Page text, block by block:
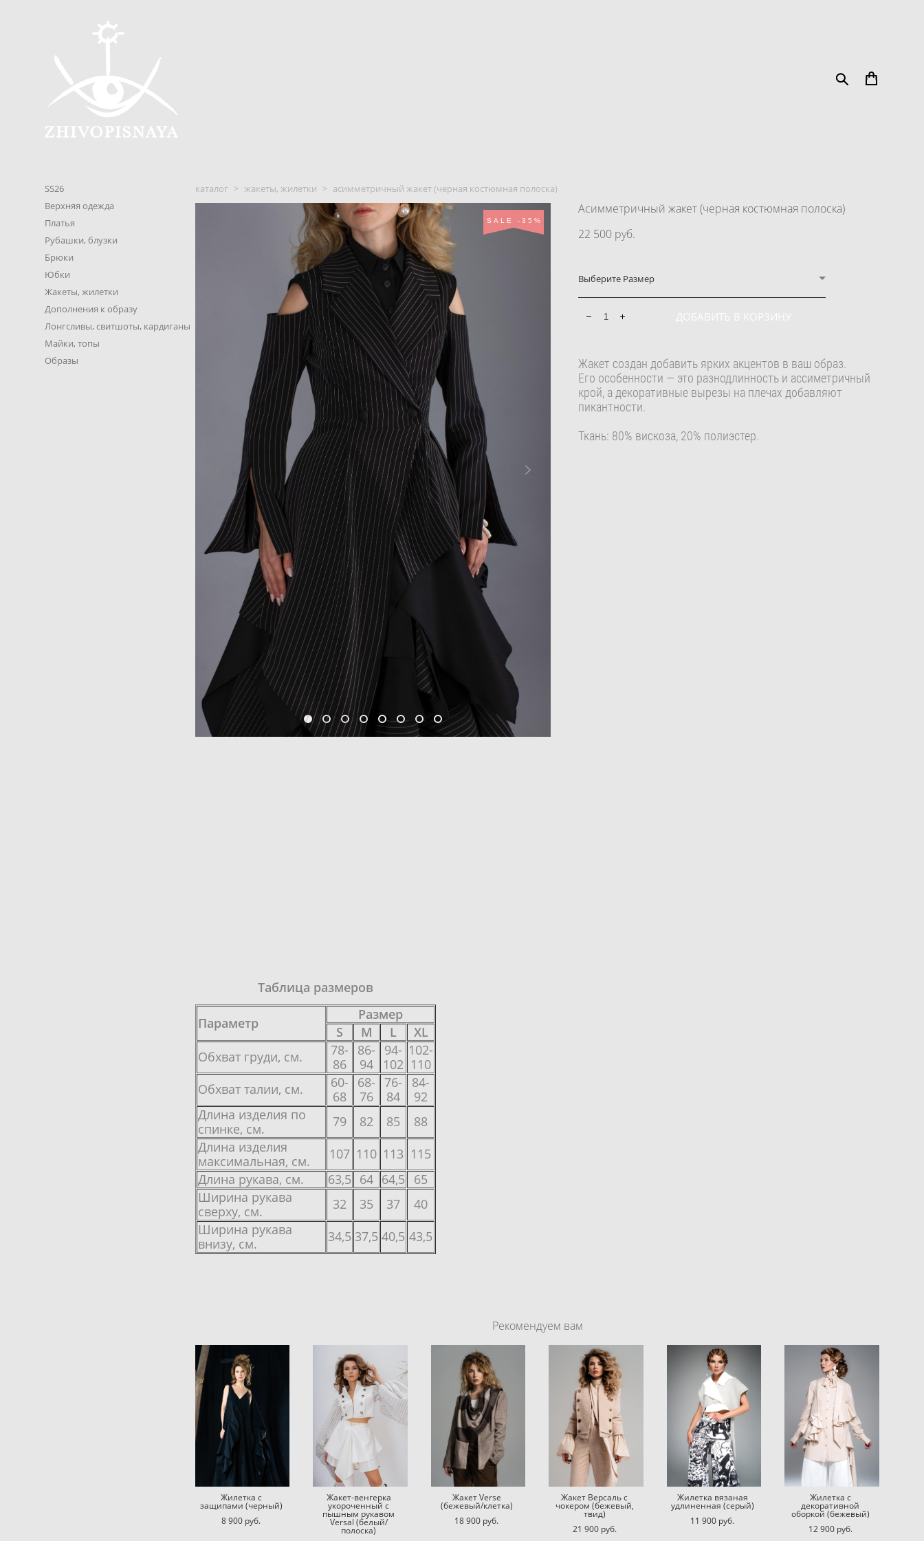
SS26
Верхняя одежда
Платья
Рубашки, блузки
Брюки
Юбки
Жакеты, жилетки
Дополнения к образу
Лонгсливы, свитшоты, кардиганы
Майки, топы
Образы
каталог > жакеты, жилетки > асимметричный жакет (черная костюмная полоска)
SALE -35%
Асимметричный жакет (черная костюмная полоска)
22 500 pуб.
Выберите Размер
ДОБАВИТЬ В КОРЗИНУ
Жакет создан добавить ярких акцентов в ваш образ.
Его особенности — это разнодлинность и ассиметричный
крой, а декоративные вырезы на плечах добавляют
пикантности.
Ткань: 80% вискоза, 20% полиэстер.
Таблица размеров
Параметр
Размер
S
M L
XL
Обхват груди, см.
78-
86
86-
94
94-
102
102-
110
Обхват талии, см.
60-
68
68-
76
76-
84
84-
92
Длина изделия по
спинке, см.
79 82 85
88
Длина изделия
максимальная, см.
107 110 113 115
Длина рукава, см.
63,5 64 64,5
65
Ширина рукава
сверху, см.
32 35 37
40
Ширина рукава
внизу, см.
34,5 37,5 40,5 43,5
Рекомендуем вам
Жилетка с
защипами (черный)
8 900 pуб.
Жакет-венгерка
укороченный с
пышным рукавом
Versal (белый/
полоска)
Жакет Verse
(бежевый/клетка)
18 900 pуб.
Жакет Версаль с
чокером (бежевый,
твид)
21 900 pуб.
Жилетка вязаная
удлиненная (серый)
11 900 pуб.
Жилетка с
декоративной
оборкой (бежевый)
12 900 pуб.